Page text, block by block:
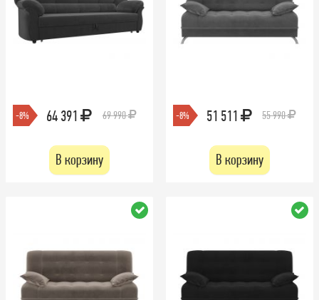
-8% 64 391 69 990
В корзину
-8% 51 511 55 990
В корзину